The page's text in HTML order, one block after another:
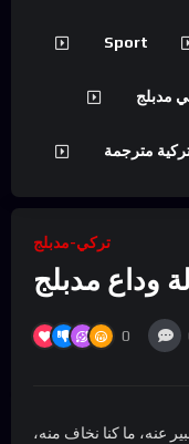
تركي-مدبلج
0
عنه، ما كنا نخاف منه،
Sport
مدبلج
مترجمة